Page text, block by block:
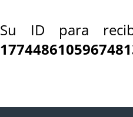
Su ID para